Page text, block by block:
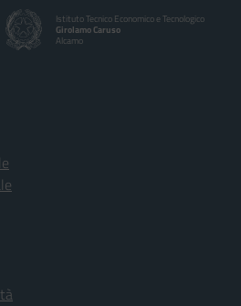
Istituto Tecnico Economico e Tecnologico
Girolamo Caruso
Alcamo